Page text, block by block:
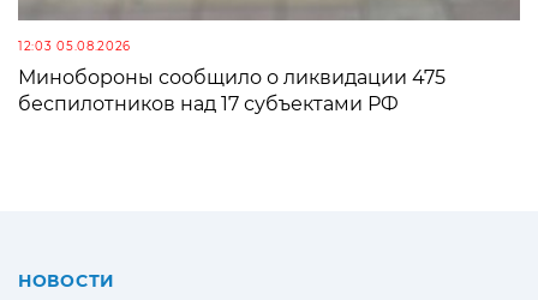
12:03 05.08.2026
Минобороны сообщило о ликвидации 475
беспилотников над 17 субъектами РФ
НОВОСТИ